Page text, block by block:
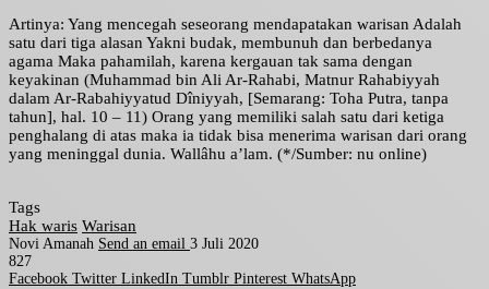
Artinya: Yang mencegah seseorang mendapatakan warisan Adalah
satu dari tiga alasan Yakni budak, membunuh dan berbedanya
agama Maka pahamilah, karena kergauan tak sama dengan
keyakinan (Muhammad bin Ali Ar-Rahabi, Matnur Rahabiyyah
dalam Ar-Rabahiyyatud Dîniyyah, [Semarang: Toha Putra, tanpa
tahun], hal. 10 – 11) Orang yang memiliki salah satu dari ketiga
penghalang di atas maka ia tidak bisa menerima warisan dari orang
yang meninggal dunia. Wallâhu a’lam. (*/Sumber: nu online)
Tags
Hak waris Warisan
Novi Amanah Send an email 3 Juli 2020
827
Facebook Twitter LinkedIn Tumblr Pinterest WhatsApp